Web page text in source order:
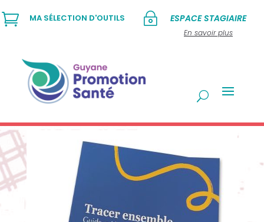
~ ESPACE STAGIAIRE
En savoir plus
 MA SÉLECTION D'OUTILS